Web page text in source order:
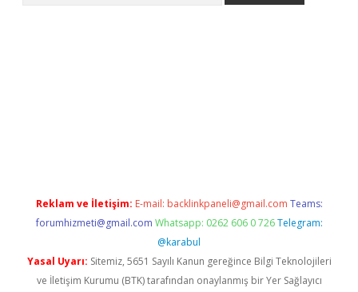
Reklam ve İletişim: E-mail: backlinkpaneli@gmail.com Teams:
forumhizmeti@gmail.com Whatsapp: 0262 606 0 726 Telegram:
@karabul
Yasal Uyarı: Sitemiz, 5651 Sayılı Kanun gereğince Bilgi Teknolojileri
ve İletişim Kurumu (BTK) tarafından onaylanmış bir Yer Sağlayıcı